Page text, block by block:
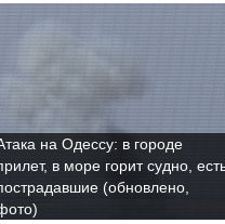
на Одессу: в городе
в море горит судно,
(обновлено,